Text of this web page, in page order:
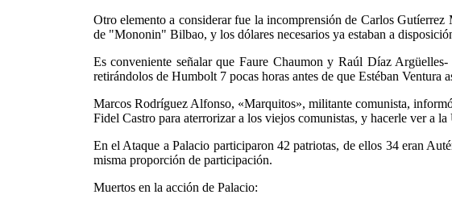
Otro elemento a considerar fue la incomprensión de Carlos
de "Mononin" Bilbao, y los dólares necesarios ya estaban a
Es conveniente señalar que Faure Chaumon y Raúl Díaz
retirándolos de Humbolt 7 pocas horas antes de que Estéban Ventura
Marcos Rodríguez Alfonso, «Marquitos», militante comunista,
Fidel Castro para aterrorizar a los viejos comunistas, y hacerle ver a
En el Ataque a Palacio participaron 42 patriotas, de ellos 34 eran
misma proporción de participación.
Muertos en la acción de Palacio: